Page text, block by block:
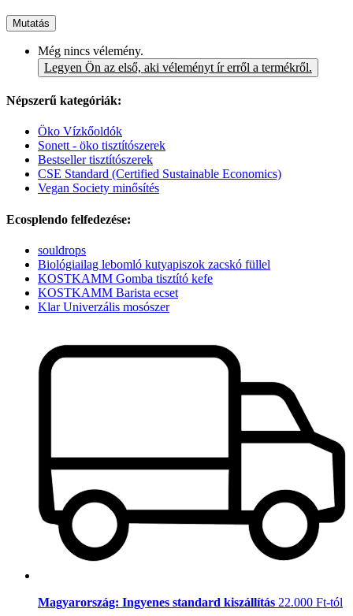
Mutatás
Még nincs vélemény.
Legyen Ön az első, aki véleményt ír erről a termékről.
Népszerű kategóriák:
Öko Vízkőoldók
Sonett - öko tisztítószerek
Bestseller tisztítószerek
CSE Standard (Certified Sustainable Economics)
Vegan Society minősítés
Ecosplendo felfedezése:
souldrops
Biológiailag lebomló kutyapiszok zacskó füllel
KOSTKAMM Gomba tisztító kefe
KOSTKAMM Barista ecset
Klar Univerzális mosószer
Magyarország: Ingyenes standard kiszállítás 22.000 Ft-tól